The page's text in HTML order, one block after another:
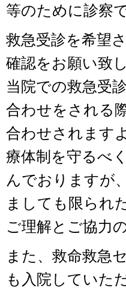
等のために診察
救急受診を希望
確認をお願い致
当院での救急受
合わせをされる
合わせされます
療体制を守るべ
んでおりますが
ましても限られ
ご理解とご協力
また、救命救急
も入院していた